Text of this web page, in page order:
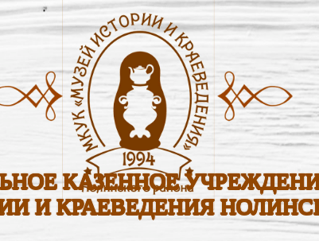
КАЗЕННОЕ
И КРАЕВЕДЕНИЯ